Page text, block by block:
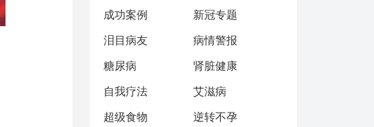
成功案例
新冠专题
泪目病友
病情警报
糖尿病
肾脏健康
自我疗法
艾滋病
超级食物
逆转不孕